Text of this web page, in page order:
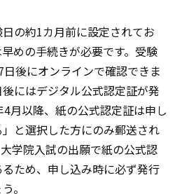
の約1カ月前に設定されてお
めの手続きが必要です。受験
後にオンラインで確認できま
にはデジタル公式認定証が発
月以降、紙の公式認定証は申し
と選択した方にのみ郵送され
学院入試の出願で紙の公式認
ため、申し込み時に必ず発行
。